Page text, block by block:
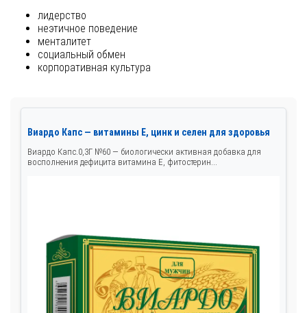
лидерство
неэтичное поведение
менталитет
социальный обмен
корпоративная культура
Виардо Капс — витамины Е, цинк и селен для здоровья
Виардо Капс.0,3Г №60 — биологически активная добавка для
восполнения дефицита витамина Е, фитостерин...